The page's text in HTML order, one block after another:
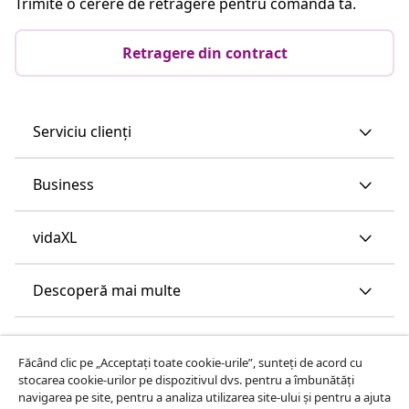
Retragere din contract
Serviciu clienți
Business
vidaXL
Descoperă mai multe
Făcând clic pe „Acceptați toate cookie-urile”, sunteți de acord cu
stocarea cookie-urilor pe dispozitivul dvs. pentru a îmbunătăți
navigarea pe site, pentru a analiza utilizarea site-ului și pentru a ajuta